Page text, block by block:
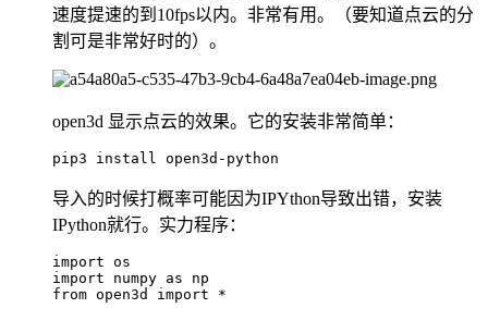
速度提速的到10fps以内。非常有用。（要知道点云的分
割可是非常好时的）。
open3d 显示点云的效果。它的安装非常简单：
导入的时候打概率可能因为IPYthon导致出错，安装
IPython就行。实力程序：
import os
import numpy as np
from open3d import *